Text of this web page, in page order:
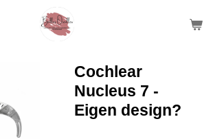
Cochlear
Nucleus 7 -
Eigen design?